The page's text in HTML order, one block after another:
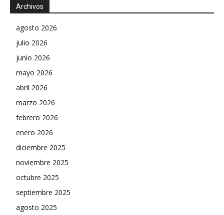
Archivos
agosto 2026
julio 2026
junio 2026
mayo 2026
abril 2026
marzo 2026
febrero 2026
enero 2026
diciembre 2025
noviembre 2025
octubre 2025
septiembre 2025
agosto 2025